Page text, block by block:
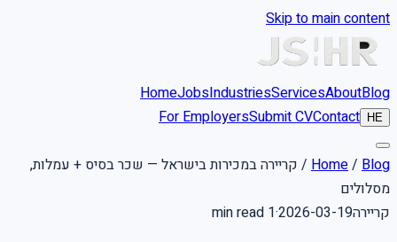
Skip to main content
HomeJobsIndustriesServicesAboutBlog
HE
For EmployersSubmit CVContact
Home/ Blog
/ קריירה במכירות בישראל — שכר בסיס + עמלות,
מסלולים
קריירה2026-03-19
·
1 min read